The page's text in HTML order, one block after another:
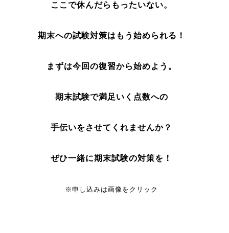
ここで休んだらもったいない。
期末への試験対策はもう始められる！
まずは今回の復習から始めよう。
期末試験で満足いく点数への
手伝いをさせてくれませんか？
ぜひ一緒に期末試験の対策を！
※申し込みは画像をクリック